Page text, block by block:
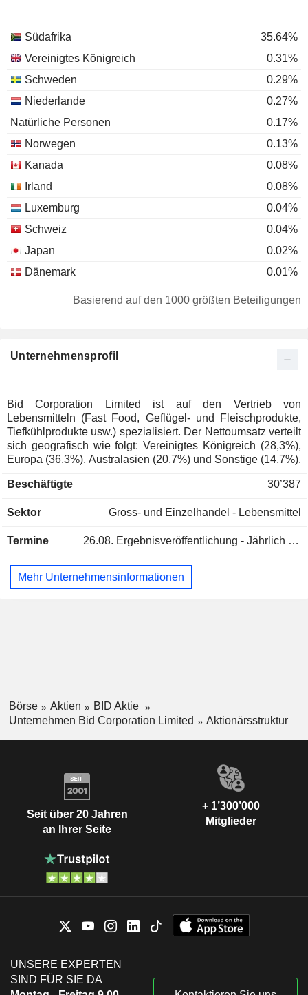
Südafrika
35.64%
Vereinigtes Königreich
0.31%
Schweden
0.29%
Niederlande
0.27%
Natürliche Personen
0.17%
Norwegen
0.13%
Kanada
0.08%
Irland
0.08%
Luxemburg
0.04%
Schweiz
0.04%
Japan
0.02%
Dänemark
0.01%
Basierend auf den 1000 größten Beteiligungen
Unternehmensprofil
Bid Corporation Limited ist auf den Vertrieb von
Lebensmitteln (Fast Food, Geflügel- und Fleischprodukte,
Tiefkühlprodukte usw.) spezialisiert. Der Nettoumsatz verteilt
sich geografisch wie folgt: Vereinigtes Königreich (28,3%),
Europa (36,3%), Australasien (20,7%) und Sonstige (14,7%).
Beschäftigte 30’387
Sektor Gross- und Einzelhandel - Lebensmittel
Termine 26.08. Ergebnisveröffentlichung - Jährlich 2026
Mehr Unternehmensinformationen
Börse Aktien
BID Aktie
Unternehmen Bid Corporation Limited
Aktionärsstruktur
Seit über 20 Jahren
an Ihrer Seite
+ 1’300’000
Mitglieder
UNSERE EXPERTEN
SIND FÜR SIE DA